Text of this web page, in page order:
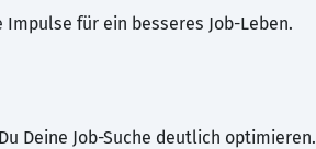
für ein besseres Job-Leben.
Deine Job-Suche deutlich optimieren.